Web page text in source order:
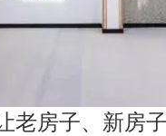
老房子、新房